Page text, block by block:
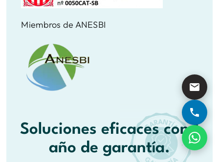
Soluciones eficaces con 1
año de garantía.
Miembros de ANESBI